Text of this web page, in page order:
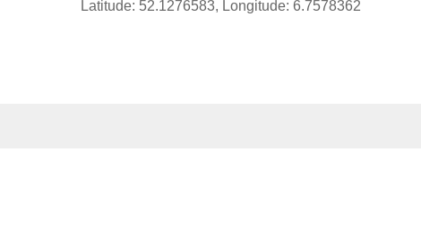
Latitude: 52.1276583, Longitude: 6.7578362